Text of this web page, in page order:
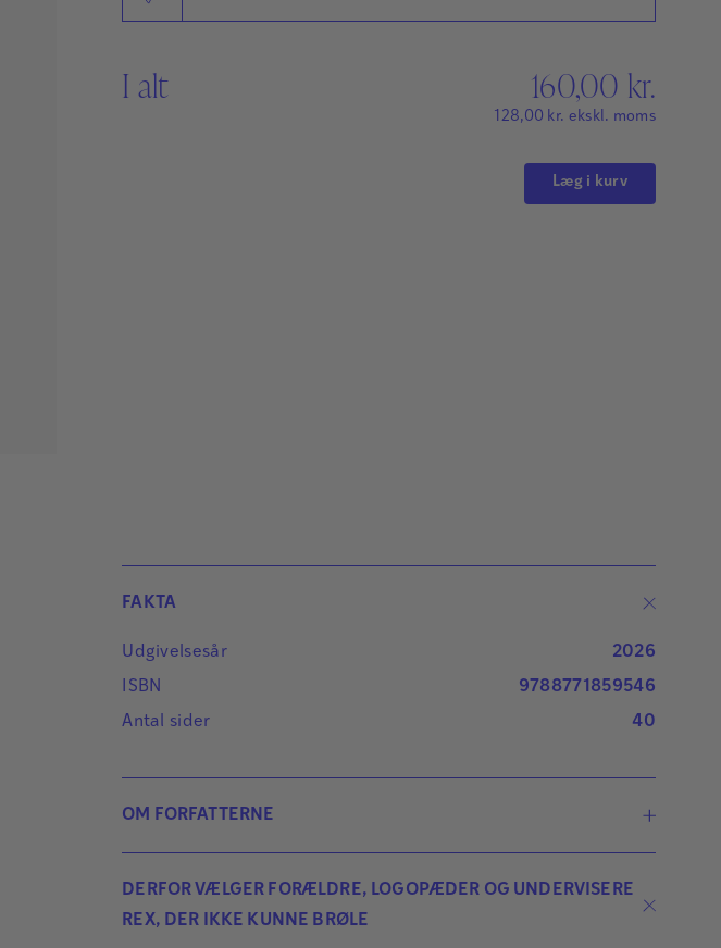
I alt 160,00 kr.
128,00 kr. ekskl. moms
Læg i kurv
FAKTA
Udgivelsesår
2026
ISBN
9788771859546
Antal sider
40
OM FORFATTERNE
Celine Lærke Pitt
Celine Lærke Pitt er cand. mag. i
DERFOR VÆLGER FORÆLDRE, LOGOPÆDER OG UNDERVISERE
REX, DER IKKE KUNNE BRØLE